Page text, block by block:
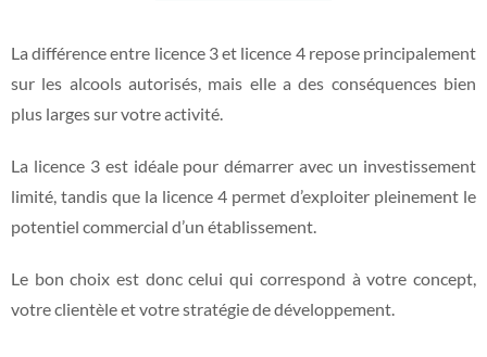
La différence entre licence 3 et licence 4 repose principalement
sur les alcools autorisés, mais elle a des conséquences bien
plus larges sur votre activité.
La licence 3 est idéale pour démarrer avec un investissement
limité, tandis que la licence 4 permet d’exploiter pleinement le
potentiel commercial d’un établissement.
Le bon choix est donc celui qui correspond à votre concept,
votre clientèle et votre stratégie de développement.